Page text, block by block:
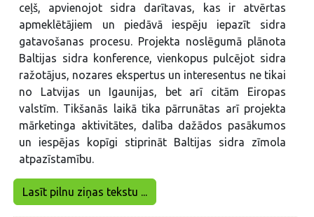
ceļš, apvienojot sidra darītavas, kas ir atvērtas
apmeklētājiem un piedāvā iespēju iepazīt sidra
gatavošanas procesu. Projekta noslēgumā plānota
Baltijas sidra konference, vienkopus pulcējot sidra
ražotājus, nozares ekspertus un interesentus ne tikai
no Latvijas un Igaunijas, bet arī citām Eiropas
valstīm. Tikšanās laikā tika pārrunātas arī projekta
mārketinga aktivitātes, dalība dažādos pasākumos
un iespējas kopīgi stiprināt Baltijas sidra zīmola
atpazīstamību.
Lasīt pilnu ziņas tekstu ...